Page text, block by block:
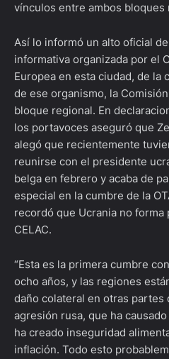
vínculos entre ambos bloques
Así lo informó un alto oficial
informativa organizada por el
Europea en esta ciudad, de la
de ese organismo, la
bloque regional. En
los portavoces aseguró que
alegó que recientemente
reunirse con el presidente
belga en febrero y acaba de
especial en la cumbre de la
recordó que Ucrania no forma
CELAC.
“Esta es la primera cumbre
ocho años, y las regiones
daño colateral en otras partes
agresión rusa, que ha
ha creado inseguridad
inflación. Todo esto